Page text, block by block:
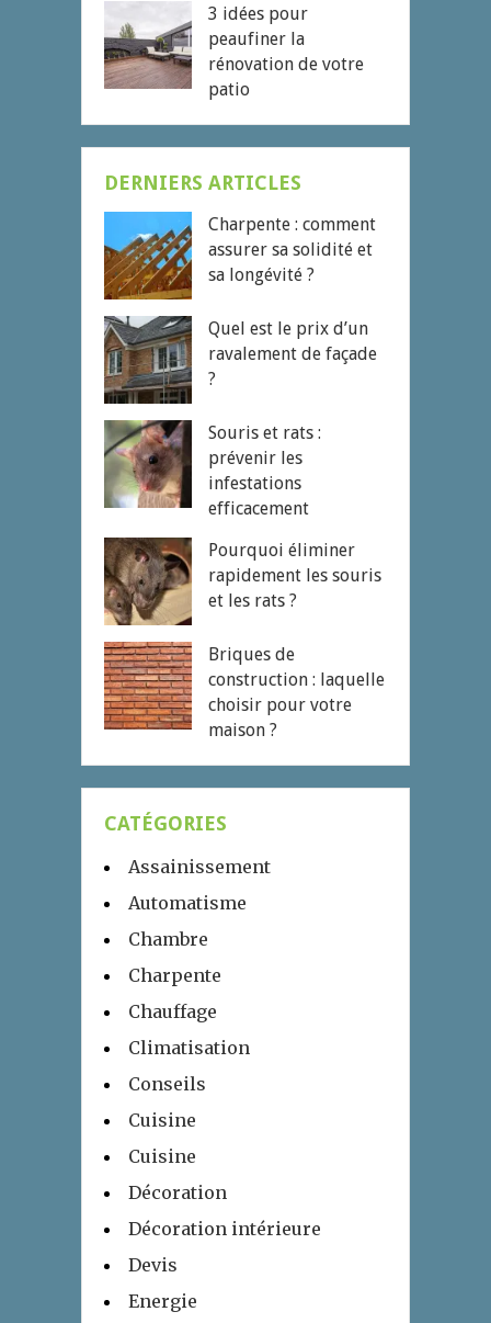
3 idées pour
peaufiner la
rénovation de votre
patio
DERNIERS ARTICLES
Charpente : comment
assurer sa solidité et
sa longévité ?
Quel est le prix d’un
ravalement de façade
?
Souris et rats :
prévenir les
infestations
efficacement
Pourquoi éliminer
rapidement les souris
et les rats ?
Briques de
construction : laquelle
choisir pour votre
maison ?
CATÉGORIES
Assainissement
Automatisme
Chambre
Charpente
Chauffage
Climatisation
Conseils
Cuisine
Cuisine
Décoration
Décoration intérieure
Devis
Energie